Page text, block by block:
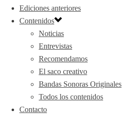
Ediciones anteriores
Contenidos
Noticias
Entrevistas
Recomendamos
El saco creativo
Bandas Sonoras Originales
Todos los contenidos
Contacto